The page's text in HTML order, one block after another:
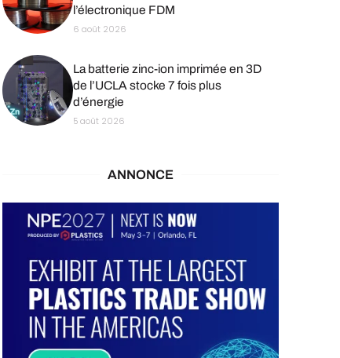
l’électronique FDM
6 août 2026
La batterie zinc-ion imprimée en 3D
de l’UCLA stocke 7 fois plus
d’énergie
5 août 2026
ANNONCE